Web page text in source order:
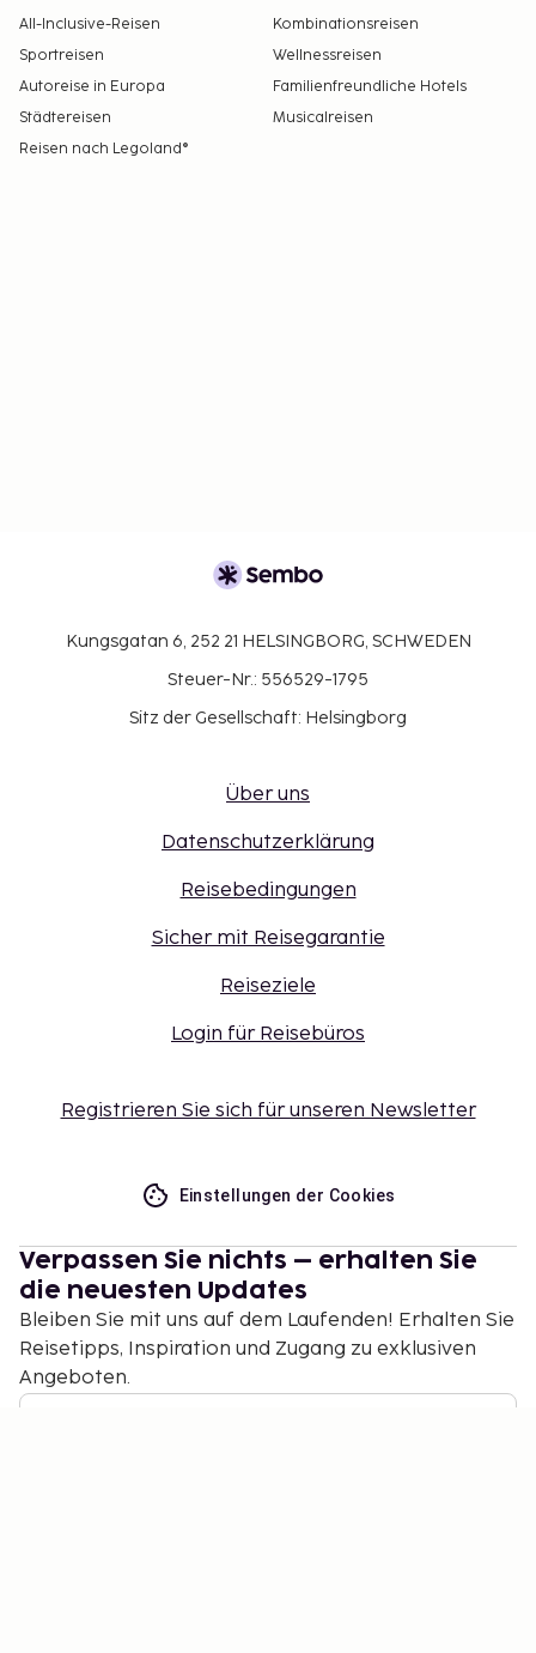
All-Inclusive-Reisen
Kombinationsreisen
Sportreisen
Wellnessreisen
Autoreise in Europa
Familienfreundliche Hotels
Städtereisen
Musicalreisen
Reisen nach Legoland®
Kungsgatan 6, 252 21 HELSINGBORG, SCHWEDEN
Steuer-Nr.: 556529-1795
Sitz der Gesellschaft: Helsingborg
Über uns
Datenschutzerklärung
Reisebedingungen
Sicher mit Reisegarantie
Reiseziele
Login für Reisebüros
Registrieren Sie sich für unseren Newsletter
Einstellungen der Cookies
Verpassen Sie nichts – erhalten Sie
die neuesten Updates
Bleiben Sie mit uns auf dem Laufenden! Erhalten Sie
Reisetipps, Inspiration und Zugang zu exklusiven
Angeboten.